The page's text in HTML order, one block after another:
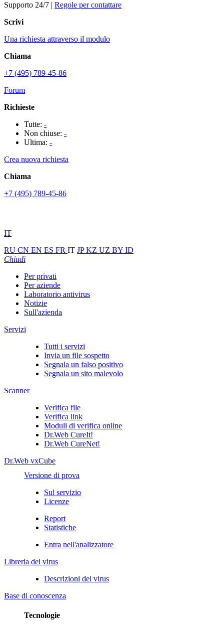
Supporto 24/7 | Regole per contattare
Scrivi
Una richiesta attraverso il modulo
Chiama
+7 (495) 789-45-86
Forum
Richieste
Tutte: -
Non chiuse: -
Ultima: -
Crea nuova richiesta
Chiama
+7 (495) 789-45-86
IT
RU CN EN ES FR IT JPKZ UZ BY ID
Chiudi
Per privati
Per aziende
Laboratorio antivirus
Notizie
Sull'azienda
Servizi
Tutti i servizi
Invia un file sospetto
Segnala un falso positivo
Segnala un sito malevolo
Scanner
Verifica file
Verifica link
Moduli di verifica online
Dr.Web CureIt!
Dr.Web CureNet!
Dr.Web vxCube
Versione di prova
Sul servizio
Licenze
Report
Statistiche
Entra nell'analizzatore
Libreria dei virus
Descrizioni dei virus
Base di conoscenza
Tecnologie